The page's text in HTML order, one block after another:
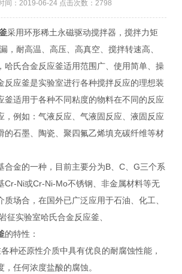
间：2019-06-24 点击次数：2798
采用环形稀土永磁驱动搅拌器，搅拌力矩
，耐高温、高压、高真空、搅拌转速高、
哈氏合金反应釜适用范围广、使用简单、操
反应釜是实验室进行各种搅拌反应的理想装
釜适用于各种不同粘度的物料在不同的反应
，例如：气液反应、气液固反应、液固反应
的石墨、陶瓷、聚四氟乙烯填充碳纤维等材
金的一种，目前主要分为B、C、G三个系
Cr-Ni或Cr-Ni-Mo不锈钢、非金属材料等无
质场合，在国外已广泛应用于石油、化工、
征实验室哈氏合金反应釜、
的特性：
还原性介质中具有优良的耐腐蚀性能，
任何浓度盐酸的腐蚀。